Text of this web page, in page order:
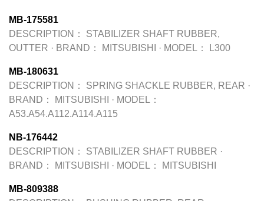
MB-175581
DESCRIPTION：
STABILIZER SHAFT RUBBER,
OUTTER · BRAND： MITSUBISHI · MODEL： L300
MB-180631
DESCRIPTION：
SPRING SHACKLE RUBBER, REAR ·
BRAND：
MITSUBISHI · MODEL：
A53.A54.A112.A114.A115
NB-176442
DESCRIPTION：
STABILIZER SHAFT RUBBER ·
BRAND：
MITSUBISHI · MODEL： MITSUBISHI
MB-809388